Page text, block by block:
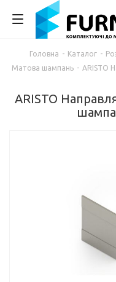
Головна - Каталог -
Матова шампань - ARISTO
ARISTO